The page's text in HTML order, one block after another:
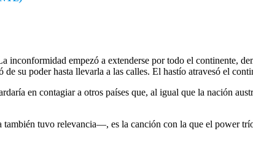
inconformidad empezó a extenderse por todo el continente,
de su poder hasta llevarla a las calles. El hastío atravesó el
en contagiar a otros países que, al igual que la nación
tuvo relevancia―, es la canción con la que el power